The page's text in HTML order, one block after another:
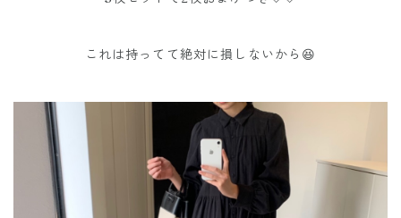
これは持ってて絶対に損しないから😆